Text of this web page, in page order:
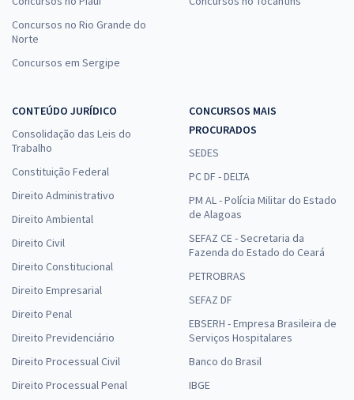
Concursos no Rio Grande do
Norte
Concursos em Sergipe
CONTEÚDO JURÍDICO
Consolidação das Leis do
Trabalho
Constituição Federal
Direito Administrativo
Direito Ambiental
Direito Civil
Direito Constitucional
Direito Empresarial
Direito Penal
Direito Previdenciário
Direito Processual Civil
Direito Processual Penal
CONCURSOS MAIS
PROCURADOS
SEDES
PC DF - DELTA
PM AL - Polícia Militar do Estado
de Alagoas
SEFAZ CE - Secretaria da
Fazenda do Estado do Ceará
PETROBRAS
SEFAZ DF
EBSERH - Empresa Brasileira de
Serviços Hospitalares
Banco do Brasil
IBGE